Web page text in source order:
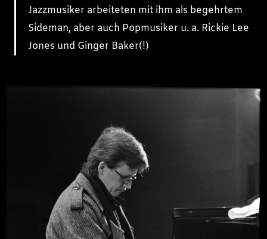
Jazzmusiker arbeiteten mit ihm als begehrtem
Sideman, aber auch Popmusiker u. a. Rickie Lee
Jones und Ginger Baker(!)